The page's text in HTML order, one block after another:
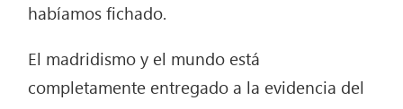
habíamos fichado.
El madridismo y el mundo está
completamente entregado a la evidencia del